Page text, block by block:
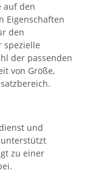
auf den
Eigenschaften
den
spezielle
der passenden
von Größe,
und
unterstützt
zu einer